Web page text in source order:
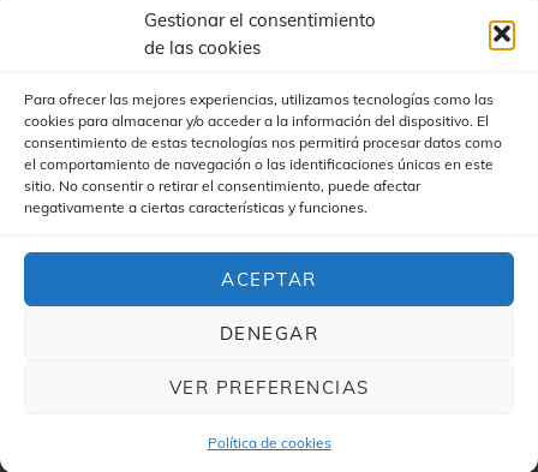
Gestionar el consentimiento
de las cookies
Para ofrecer las mejores experiencias, utilizamos tecnologías como las
cookies para almacenar y/o acceder a la información del dispositivo. El
consentimiento de estas tecnologías nos permitirá procesar datos como
el comportamiento de navegación o las identificaciones únicas en este
sitio. No consentir o retirar el consentimiento, puede afectar
negativamente a ciertas características y funciones.
ACEPTAR
DENEGAR
VER PREFERENCIAS
Política de cookies
Correo electrónico
Buscar
MUSIC BAND CHILD PORCATCH THEMES Y JAIME